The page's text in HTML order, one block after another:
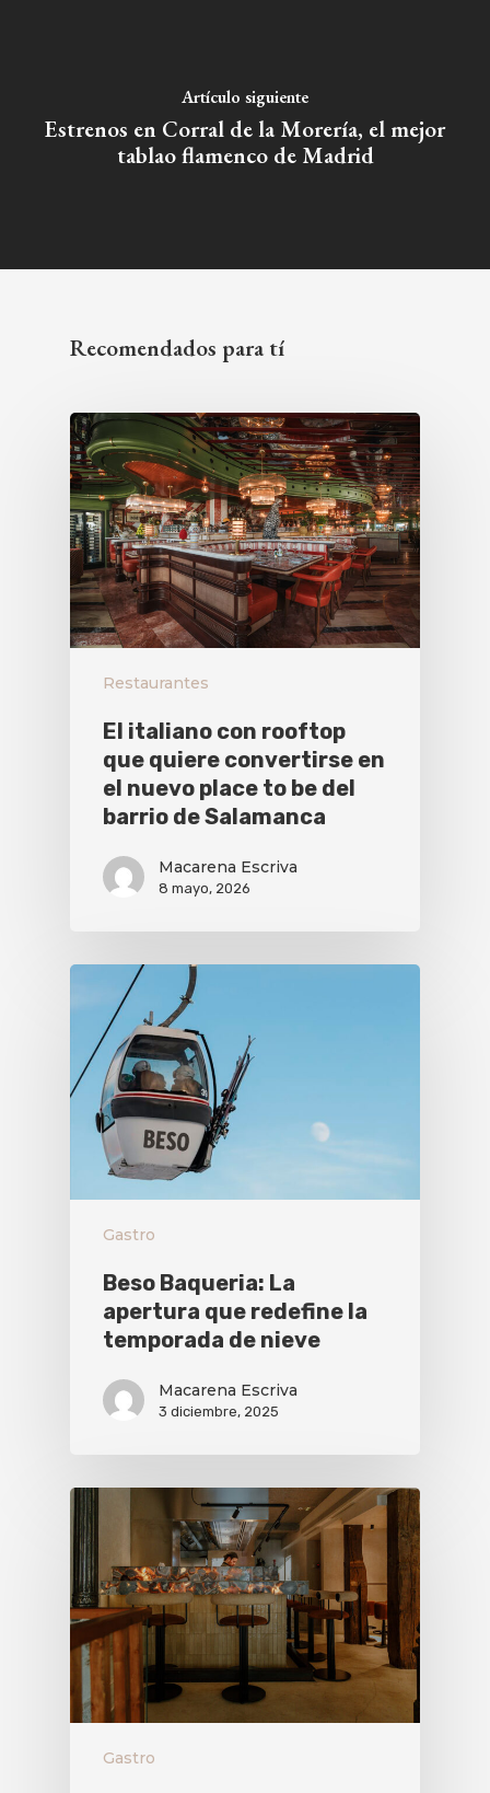
Artículo siguiente
Estrenos en Corral de la Morería, el mejor
tablao flamenco de Madrid
Recomendados para tí
Restaurantes
El italiano con rooftop
que quiere convertirse en
el nuevo place to be del
barrio de Salamanca
Macarena Escriva
8 mayo, 2026
Gastro
Beso Baqueria: La
apertura que redefine la
temporada de nieve
Macarena Escriva
3 diciembre, 2025
Gastro